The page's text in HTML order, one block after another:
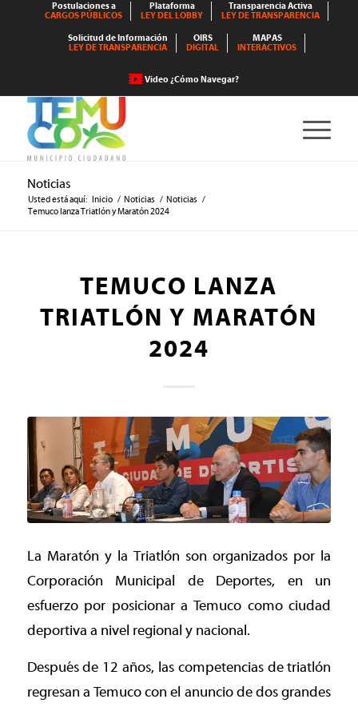
Postulaciones a
CARGOS PÚBLICOS
Plataforma
LEY DEL LOBBY
Transparencia Activa
LEY DE TRANSPARENCIA
Solicitud de Información
LEY DE TRANSPARENCIA
OIRS
DIGITAL
MAPAS
INTERACTIVOS
Video ¿Cómo Navegar?
Noticias
Usted está aquí: Inicio / Noticias / Noticias /
Temuco lanza Triatlón y Maratón 2024
TEMUCO LANZA
TRIATLÓN Y MARATÓN
2024
La Maratón y la Triatlón son organizados por la
Corporación Municipal de Deportes, en un
esfuerzo por posicionar a Temuco como ciudad
deportiva a nivel regional y nacional.
Después de 12 años, las competencias de triatlón
regresan a Temuco con el anuncio de dos grandes